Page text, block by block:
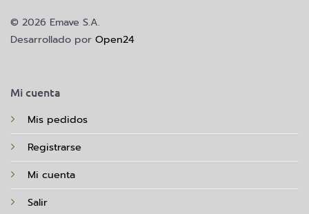
Mi cuenta
Mis pedidos
Registrarse
Mi cuenta
Salir
© 2026 Emave S.A.
Desarrollado por Open24